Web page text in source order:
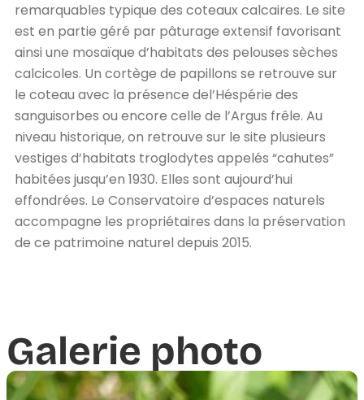
remarquables typique des coteaux calcaires. Le site
est en partie géré par pâturage extensif favorisant
ainsi une mosaïque d’habitats des pelouses sèches
calcicoles. Un cortège de papillons se retrouve sur
le coteau avec la présence del’Héspérie des
sanguisorbes ou encore celle de l’Argus frêle. Au
niveau historique, on retrouve sur le site plusieurs
vestiges d’habitats troglodytes appelés “cahutes”
habitées jusqu’en 1930. Elles sont aujourd’hui
effondrées. Le Conservatoire d’espaces naturels
accompagne les propriétaires dans la préservation
de ce patrimoine naturel depuis 2015.
Galerie photo